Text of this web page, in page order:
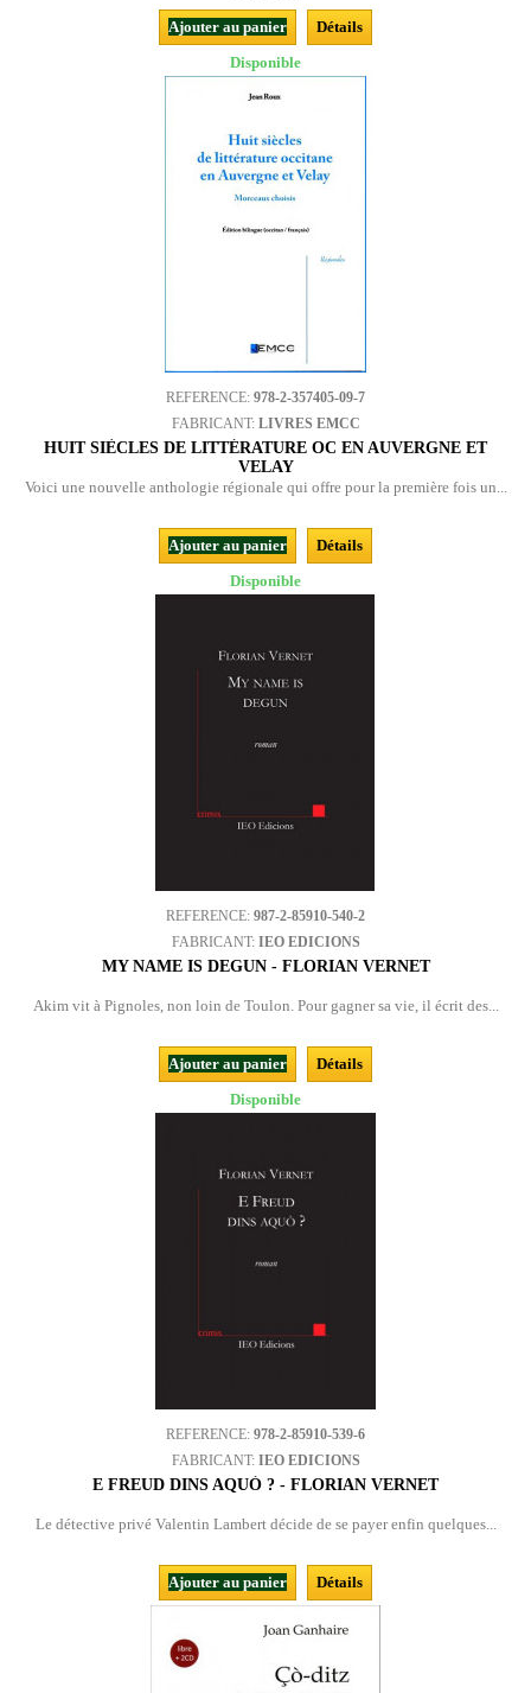
Ajouter au panier
Détails
Disponible
REFERENCE: 978-2-357405-09-7
FABRICANT: LIVRES EMCC
HUIT SIÈCLES DE LITTÉRATURE OC EN AUVERGNE ET
VELAY
Voici une nouvelle anthologie régionale qui offre pour la première fois un...
Ajouter au panier
Détails
Disponible
REFERENCE: 987-2-85910-540-2
FABRICANT: IEO EDICIONS
MY NAME IS DEGUN - FLORIAN VERNET
Akim vit à Pignoles, non loin de Toulon. Pour gagner sa vie, il écrit des...
Ajouter au panier
Détails
Disponible
REFERENCE: 978-2-85910-539-6
FABRICANT: IEO EDICIONS
E FREUD DINS AQUÒ ? - FLORIAN VERNET
Le détective privé Valentin Lambert décide de se payer enfin quelques...
Ajouter au panier Détails